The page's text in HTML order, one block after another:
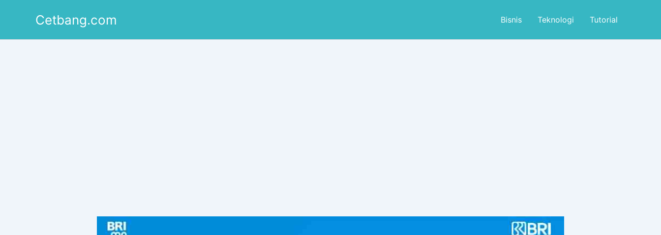
Cetbang.com Bisnis Teknologi Tutorial